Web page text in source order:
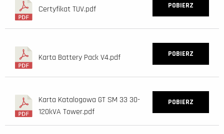
Certyfikat TUV.pdf POBIERZ
Karta Battery Pack V4.pdf POBIERZ
Karta Katalogowa GT SM 33 30-
120kVA Tower.pdf
POBIERZ